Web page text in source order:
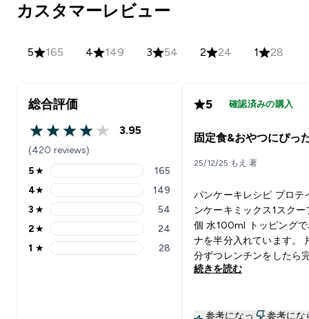
カスタマーレビュー
5 165 4 149 3 54 2 24 1 28
総合評価
3.95 out of 5 stars
3.95
(420 reviews)
5 stars rating 165 reviews
5★ 165
4 stars rating 149 reviews
4★ 149
3 stars rating 54 reviews
3 ★ 54
2 stars rating 24 reviews
2★ 24
1 stars rating 28 reviews
1 ★ 28
5 確認済みの購入
固定食&おやつにぴっ
25/12/25 もえ 著
パンケーキレシピ プロテ
ンケーキミックス1スクー
個 水100ml トッピング
ナを半分入れています。 片面三
分ずつレンチンをしたら
230kcal タンパク質21g すぐに
のパンケーキの方が咀嚼
続きを読む
参考になっ
参考にな